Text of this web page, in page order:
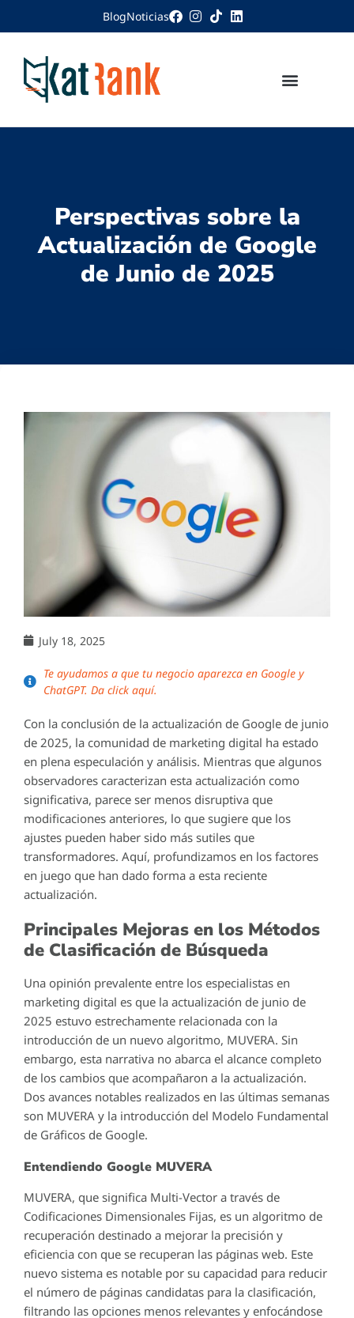
BlogNoticias
Perspectivas sobre la
Actualización de Google
de Junio de 2025
July 18, 2025
Te ayudamos a que tu negocio aparezca en Google y
ChatGPT. Da click aquí.
Con la conclusión de la actualización de Google de junio
de 2025, la comunidad de marketing digital ha estado
en plena especulación y análisis. Mientras que algunos
observadores caracterizan esta actualización como
significativa, parece ser menos disruptiva que
modificaciones anteriores, lo que sugiere que los
ajustes pueden haber sido más sutiles que
transformadores. Aquí, profundizamos en los factores
en juego que han dado forma a esta reciente
actualización.
Principales Mejoras en los Métodos
de Clasificación de Búsqueda
Una opinión prevalente entre los especialistas en
marketing digital es que la actualización de junio de
2025 estuvo estrechamente relacionada con la
introducción de un nuevo algoritmo, MUVERA. Sin
embargo, esta narrativa no abarca el alcance completo
de los cambios que acompañaron a la actualización.
Dos avances notables realizados en las últimas semanas
son MUVERA y la introducción del Modelo Fundamental
de Gráficos de Google.
Entendiendo Google MUVERA
MUVERA, que significa Multi-Vector a través de
Codificaciones Dimensionales Fijas, es un algoritmo de
recuperación destinado a mejorar la precisión y
eficiencia con que se recuperan las páginas web. Este
nuevo sistema es notable por su capacidad para reducir
el número de páginas candidatas para la clasificación,
filtrando las opciones menos relevantes y enfocándose